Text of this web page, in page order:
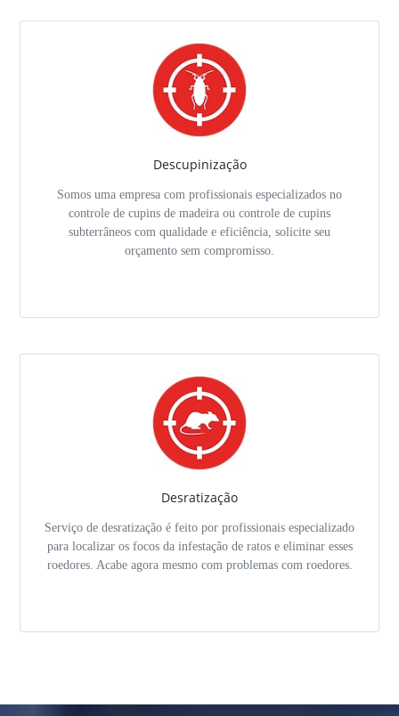
Descupinização
Somos uma empresa com profissionais especializados no
controle de cupins de madeira ou controle de cupins
subterrâneos com qualidade e eficiência, solicite seu
orçamento sem compromisso.
Desratização
Serviço de desratização é feito por profissionais especializado
para localizar os focos da infestação de ratos e eliminar esses
roedores. Acabe agora mesmo com problemas com roedores.